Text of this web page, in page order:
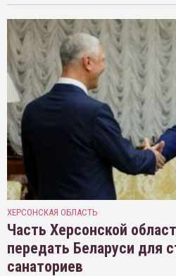
ХЕРСОНСКАЯ ОБЛАСТЬ
Часть Херсонской
передать Беларуси для
санаториев